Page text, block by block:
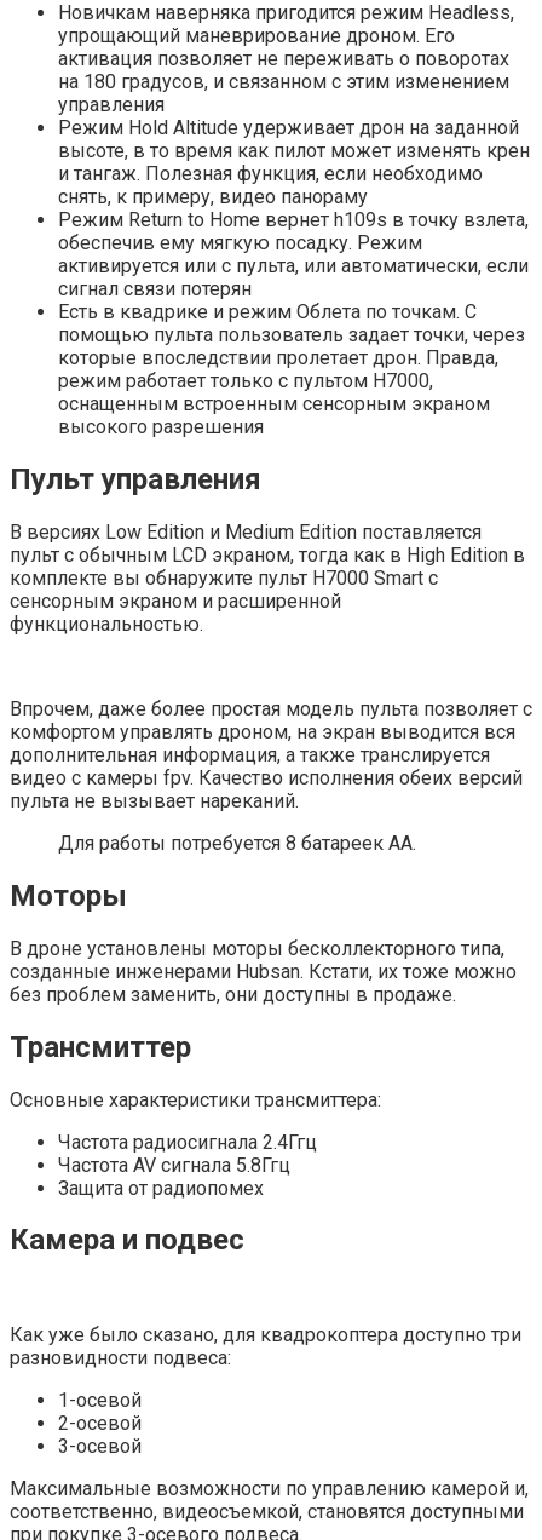
Новичкам наверняка пригодится режим Headless,
упрощающий маневрирование дроном. Его
активация позволяет не переживать о поворотах
на 180 градусов, и связанном с этим изменением
управления
Режим Hold Altitude удерживает дрон на заданной
высоте, в то время как пилот может изменять крен
и тангаж. Полезная функция, если необходимо
снять, к примеру, видео панораму
Режим Return to Home вернет h109s в точку взлета,
обеспечив ему мягкую посадку. Режим
активируется или с пульта, или автоматически, если
сигнал связи потерян
Есть в квадрике и режим Облета по точкам. С
помощью пульта пользователь задает точки, через
которые впоследствии пролетает дрон. Правда,
режим работает только с пультом H7000,
оснащенным встроенным сенсорным экраном
высокого разрешения
Пульт управления
В версиях Low Edition и Medium Edition поставляется
пульт с обычным LCD экраном, тогда как в High Edition в
комплекте вы обнаружите пульт H7000 Smart с
сенсорным экраном и расширенной
функциональностью.
Впрочем, даже более простая модель пульта позволяет с
комфортом управлять дроном, на экран выводится вся
дополнительная информация, а также транслируется
видео с камеры fpv. Качество исполнения обеих версий
пульта не вызывает нареканий.
Для работы потребуется 8 батареек АА.
Моторы
В дроне установлены моторы бесколлекторного типа,
созданные инженерами Hubsan. Кстати, их тоже можно
без проблем заменить, они доступны в продаже.
Трансмиттер
Основные характеристики трансмиттера:
Частота радиосигнала 2.4Ггц
Частота AV сигнала 5.8Ггц
Защита от радиопомех
Камера и подвес
Как уже было сказано, для квадрокоптера доступно три
разновидности подвеса:
1-осевой
2-осевой
3-осевой
Максимальные возможности по управлению камерой и,
соответственно, видеосъемкой, становятся доступными
при покупке 3-осевого подвеса.